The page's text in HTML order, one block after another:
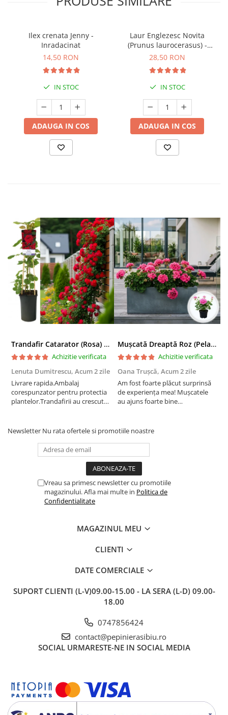
Ilex crenata Jenny -
Inradacinat
14,50 RON
IN STOC
ADAUGA IN COS
Laur Englezesc Novita
(Prunus laurocerasus) -
40cm (P9)
28,50 RON
IN STOC
ADAUGA IN COS
Trandafir Catarator (Rosa) Red Climber - 75cm
Achizitie verificata
Lenuta Dumitrescu, Acum 2 zile
Livrare rapida.Ambalaj
corespunzator pentru protectia
plantelor.Trandafirii au crescut
Mușcată Dreaptă Roz (Pelargonium Zonale)
Achizitie verificata
Oana Trușcă, Acum 2 zile
Am fost foarte plăcut surprinsă
de experiența mea! Mușcatele
au ajuns foarte bine
transportului. Se vede că au fost
Newsletter Nu rata ofertele si promotiile noastre
Vreau sa primesc newsletter cu promotiile
magazinului. Afla mai multe in Politica de
Confidentialitate
MAGAZINUL MEU
CLIENTI
DATE COMERCIALE
SUPORT CLIENTI (L-V)09.00-15.00 - LA SERA (L-D) 09.00-
18.00
0747856424
contact@pepinierasibiu.ro
SOCIAL URMARESTE-NE IN SOCIAL MEDIA